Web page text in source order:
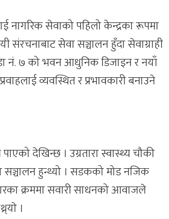
नागरिक सेवाको पहिलो केन्द्रका रूपमा
संरचनाबाट सेवा सञ्चालन हुँदा सेवाग्राही
नं. ७ को भवन आधुनिक डिजाइन र नयाँ
व्यवस्थित र प्रभावकारी बनाउने
देखिन्छ । उग्रतारा स्वास्थ्य चौकी
सञ्चालन हुन्थ्यो । सडकको मोड नजिक
क्रममा सवारी साधनको आवाजले
।